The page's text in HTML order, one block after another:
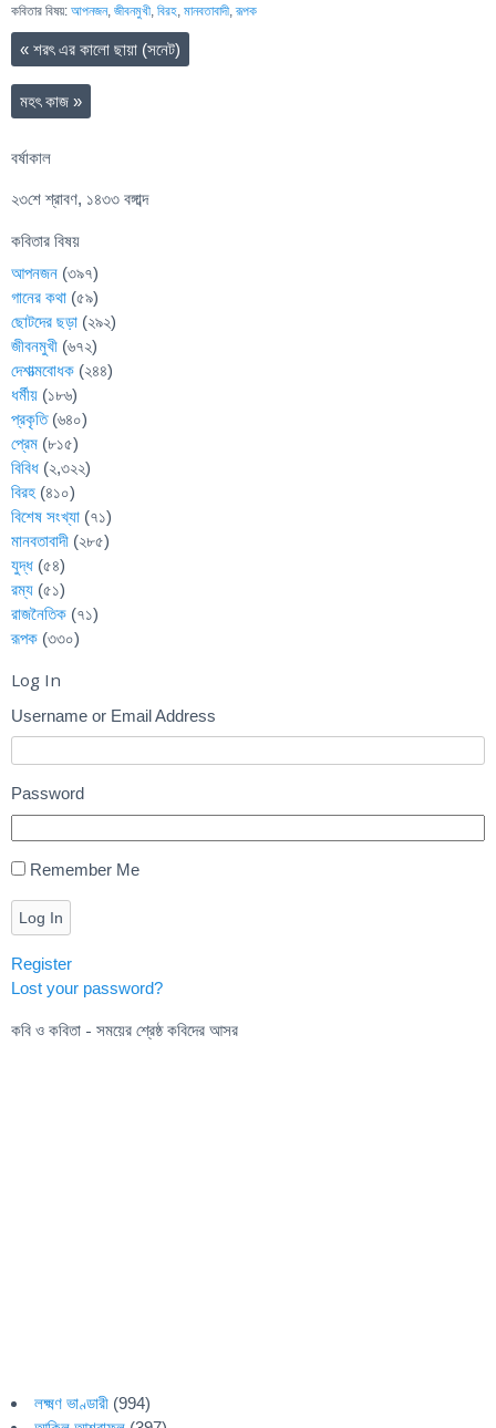
কবিতার বিষয়: আপনজন, জীবনমুখী, বিরহ, মানবতাবাদী,রূপক
« শরৎ এর কালো ছায়া (সনেট)
মহৎ কাজ »
বর্ষাকাল
২৩শে শ্রাবণ, ১৪৩৩ বঙ্গাব্দ
কবিতার বিষয়
আপনজন (৩৯৭)
গানের কথা (৫৯)
ছোটদের ছড়া (২৯২)
জীবনমুখী (৬৭২)
দেশাত্মবোধক (২৪৪)
ধর্মীয় (১৮৬)
প্রকৃতি(৬৪০)
প্রেম (৮১৫)
বিবিধ (২,৩২২)
বিরহ (৪১০)
বিশেষ সংখ্যা (৭১)
মানবতাবাদী (২৮৫)
যুদ্ধ (৫৪)
রম্য (৫১)
রাজনৈতিক (৭১)
রূপক (৩৩০)
Log In
Username or Email Address
Password
Remember Me
Log In
Register
Lost your password?
কবি ও কবিতা - সময়ের শ্রেষ্ঠ কবিদের আসর
লক্ষ্মণ ভাণ্ডারী (994)